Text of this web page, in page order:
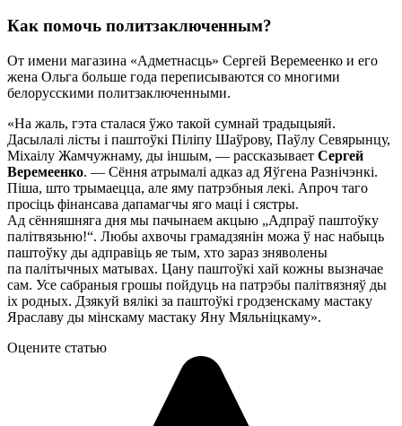
Как помочь политзаключенным?
От имени магазина «Адметнасць» Сергей Веремеенко и его
жена Ольга больше года переписываются со многими
белорусскими политзаключенными.
«На жаль, гэта сталася ўжо такой сумнай традыцыяй.
Дасылалі лісты і паштоўкі Піліпу Шаўрову, Паўлу Севярынцу,
Міхаілу Жамчужнаму, ды іншым, — рассказывает Сергей
Веремеенко. — Сёння атрымалі адказ ад Яўгена Разнічэнкі.
Піша, што трымаецца, але яму патрэбныя лекі. Апроч таго
просіць фінансава дапамагчы яго маці і сястры.
Ад сённяшняга дня мы пачынаем акцыю „Адпраў паштоўку
палітвязьню!“. Любы ахвочы грамадзянін можа ў нас набыць
паштоўку ды адправіць яе тым, хто зараз зняволены
па палітычных матывах. Цану паштоўкі хай кожны вызначае
сам. Усе сабраныя грошы пойдуць на патрэбы палітвязняў ды
іх родных. Дзякуй вялікі за паштоўкі гродзенскаму мастаку
Яраславу ды мінскаму мастаку Яну Мяльніцкаму».
Оцените статью